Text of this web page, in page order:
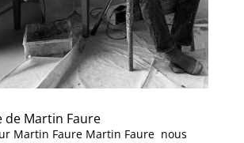
de Martin Faure
Martin Faure Martin Faure nous